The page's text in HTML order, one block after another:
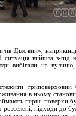
Діловий»,
вийшла з-під
вибігали на
триповерховий
в ньому
перші поверхи
розселені, підходи до